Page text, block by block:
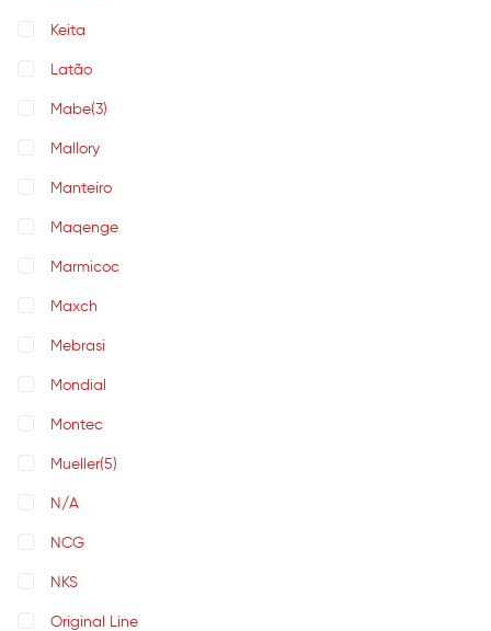
Keita
Latão
Mabe(3)
Mallory
Manteiro
Maqenge
Marmicoc
Maxch
Mebrasi
Mondial
Montec
Mueller(5)
N/A
NCG
NKS
Original Line